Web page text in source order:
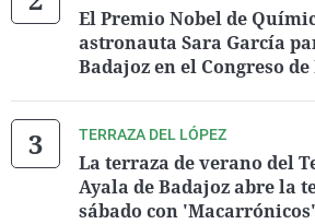
El Premio Nobel de
astronauta Sara García
Badajoz en el Congreso
TERRAZA DEL LÓPEZ
La terraza de verano del
Ayala de Badajoz abre la
sábado con 'Macarrónicos'